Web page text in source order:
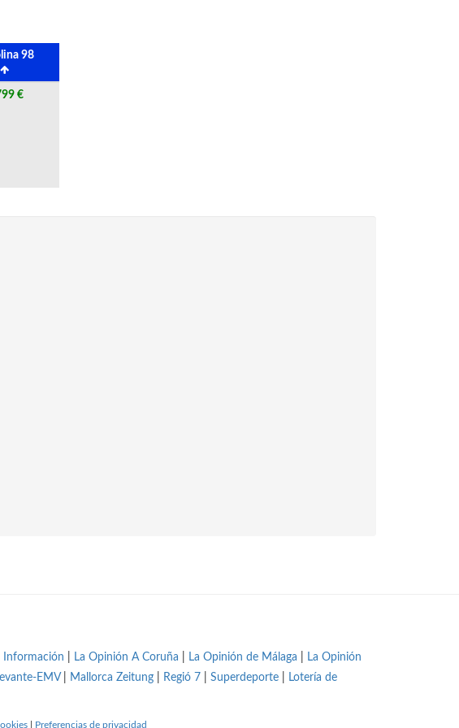
98
€
Información La Opinión A Coruña La Opinión de Málaga
La Opinión
EMV| Mallorca Zeitung Regió 7 Superdeporte
Lotería de
Preferencias de privacidad